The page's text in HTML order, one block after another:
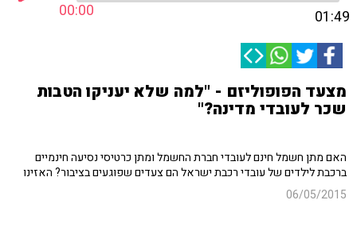
00:00 01:49
מצעד הפופוליזם - "למה שלא יעניקו הטבות
שכר לעובדי מדינה?"
האם מתן חשמל חינם לעובדי חברת החשמל ומתן כרטיסי נסיעה חינמיים
ברכבת לילדים של עובדי רכבת ישראל הם צעדים שפוגעים בציבור? האזינו
06/05/2015